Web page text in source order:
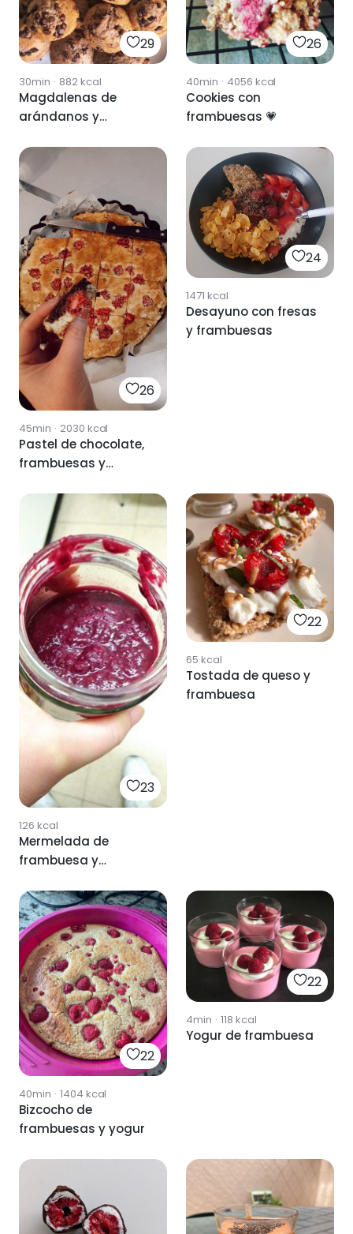
29
30min · 882kcal
Magdalenas de
arándanos y
26
40min · 4056 kcal
Cookies con
frambuesas 💗
26
45min · 2030 kcal
Pastel de chocolate,
frambuesas y
24
1471 kcal
Desayuno con fresas
y frambuesas
23
126 kcal
Mermelada de
frambuesa y
22
65 kcal
Tostada de queso y
frambuesa
22
40min · 1404 kcal
Bizcocho de
frambuesas y yogur
22
4min · 118 kcal
Yogur de frambuesa